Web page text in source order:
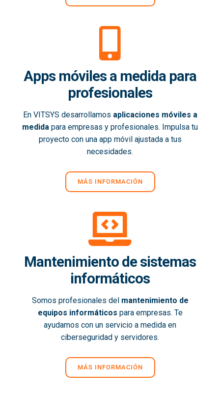
Apps móviles a medida para
profesionales
En VITSYS desarrollamos aplicaciones móviles a
medida para empresas y profesionales. Impulsa tu
proyecto con una app móvil ajustada a tus
necesidades.
MÁS INFORMACIÓN
Mantenimiento de sistemas
informáticos
Somos profesionales del mantenimiento de
equipos informáticos para empresas. Te
ayudamos con un servicio a medida en
ciberseguridad y servidores.
MÁS INFORMACIÓN